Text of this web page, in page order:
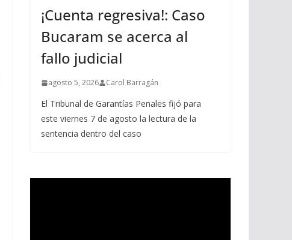
¡Cuenta regresiva!: Caso
Bucaram se acerca al
fallo judicial
agosto 5, 2026 Carol Barragán
El Tribunal de Garantías Penales fijó para
este viernes 7 de agosto la lectura de la
sentencia dentro del caso